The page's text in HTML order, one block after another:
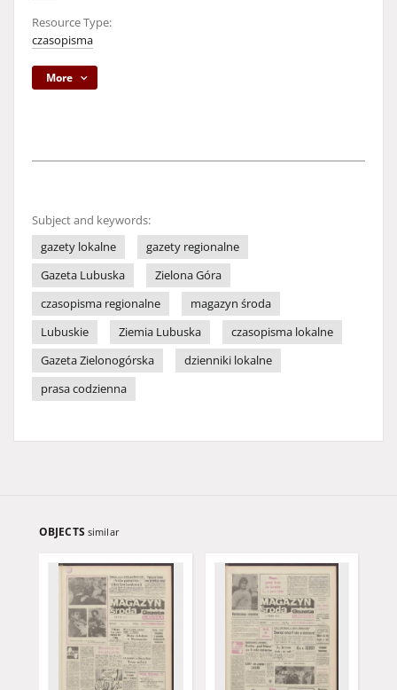
Resource Type:
czasopisma
More
Subject and keywords:
gazety lokalne
gazety regionalne
Gazeta Lubuska
Zielona Góra
czasopisma regionalne
magazyn środa
Lubuskie
Ziemia Lubuska
czasopisma lokalne
Gazeta Zielonogórska
dzienniki lokalne
prasa codzienna
OBJECTS similar